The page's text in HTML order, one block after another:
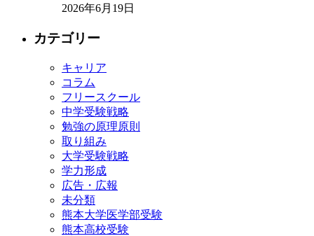
2026年6月19日
カテゴリー
キャリア
コラム
フリースクール
中学受験戦略
勉強の原理原則
取り組み
大学受験戦略
学力形成
広告・広報
未分類
熊本大学医学部受験
熊本高校受験